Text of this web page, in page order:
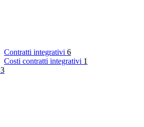
Contratti integrativi 6
Costi contratti integrativi 1
3